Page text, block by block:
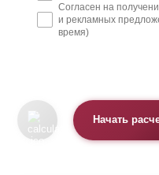
Согласен на
и рекламных
время)
Начать